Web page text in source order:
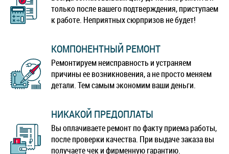
только после вашего подтверждения, приступаем
к работе. Неприятных сюрпризов не будет!
КОМПОНЕНТНЫЙ РЕМОНТ
Ремонтируем неисправность и устраняем
причины ее возникновения, а не просто меняем
детали. Тем самым экономим ваши деньги.
НИКАКОЙ ПРЕДОПЛАТЫ
Вы оплачиваете ремонт по факту приема работы,
после проверки качества. При выдаче заказа вы
получаете чек и фирменную гарантию.